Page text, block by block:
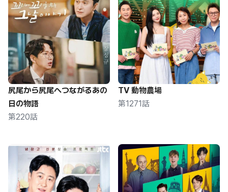
尻尾から尻尾へつながるあの
日の物語
第220話
TV 動物農場
第1271話